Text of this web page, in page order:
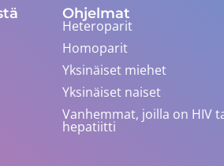
Ohjelmat
Heteroparit
Homoparit
Yksinäiset miehet
Yksinäiset naiset
Vanhemmat, joilla on HIV
hepatiitti